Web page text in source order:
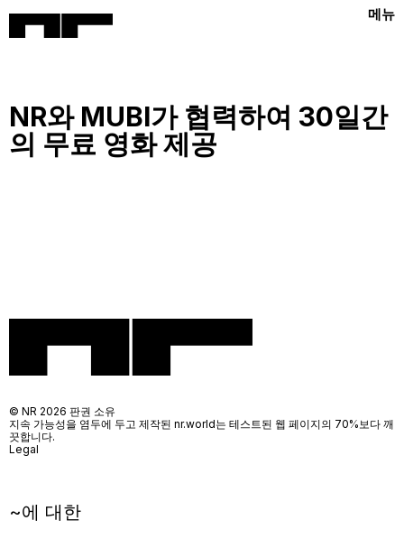
메뉴
NR와 MUBI가 협력하여 30일간
의 무료 영화 제공
~에 대한
© NR 2026 판권 소유
지속 가능성을 염두에 두고 제작된 nr.world는 테스트된 웹 페이지의 70%보다 깨
끗합니다.
Legal